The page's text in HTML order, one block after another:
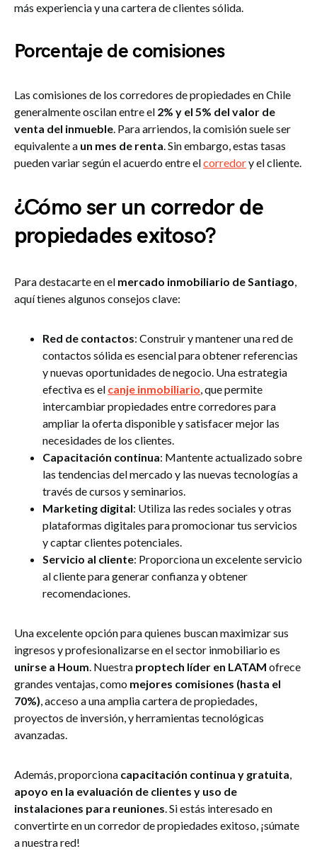
más experiencia y una cartera de clientes sólida.
Porcentaje de comisiones
Las comisiones de los corredores de propiedades en Chile
generalmente oscilan entre el 2% y el 5% del valor de
venta del inmueble. Para arriendos, la comisión suele ser
equivalente a un mes de renta. Sin embargo, estas tasas
pueden variar según el acuerdo entre elcorredory el cliente.
¿Cómo ser un corredor de
propiedades exitoso?
Para destacarte en el mercado inmobiliario de Santiago,
aquí tienes algunos consejos clave:
Red de contactos: Construir y mantener una red de
contactos sólida es esencial para obtener referencias
y nuevas oportunidades de negocio. Una estrategia
efectiva es el canje inmobiliario, que permite
intercambiar propiedades entre corredores para
ampliar la oferta disponible y satisfacer mejor las
necesidades de los clientes.
Capacitación continua: Mantente actualizado sobre
las tendencias del mercado y las nuevas tecnologías a
través de cursos y seminarios.
Marketing digital: Utiliza las redes sociales y otras
plataformas digitales para promocionar tus servicios
y captar clientes potenciales.
Servicio al cliente: Proporciona un excelente servicio
al cliente para generar confianza y obtener
recomendaciones.
Una excelente opción para quienes buscan maximizar sus
ingresos y profesionalizarse en el sector inmobiliario es
unirse a Houm. Nuestra proptech líder en LATAM ofrece
grandes ventajas, como mejores comisiones (hasta el
70%), acceso a una amplia cartera de propiedades,
proyectos de inversión, y herramientas tecnológicas
avanzadas.
Además, proporciona capacitación continua y gratuita,
apoyo en la evaluación de clientes y uso de
instalaciones para reuniones. Si estás interesado en
convertirte en un corredor de propiedades exitoso, ¡súmate
a nuestra red!